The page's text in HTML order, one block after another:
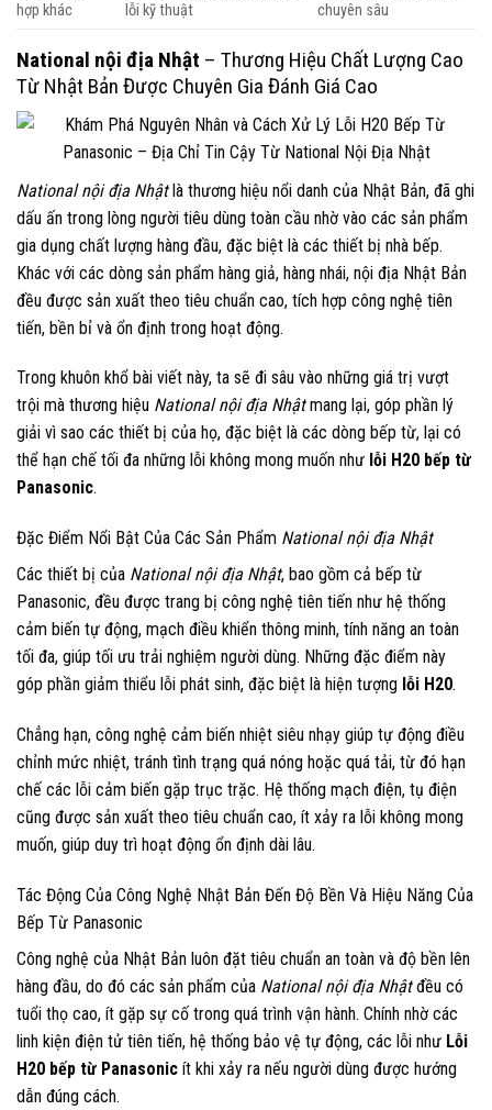
hợp khác
lỗi kỹ thuật
chuyên sâu
National nội địa Nhật – Thương Hiệu Chất Lượng Cao
Từ Nhật Bản Được Chuyên Gia Đánh Giá Cao
National nội địa Nhậtlà thương hiệu nổi danh của Nhật Bản, đã ghi
dấu ấn trong lòng người tiêu dùng toàn cầu nhờ vào các sản phẩm
gia dụng chất lượng hàng đầu, đặc biệt là các thiết bị nhà bếp.
Khác với các dòng sản phẩm hàng giả, hàng nhái, nội địa Nhật Bản
đều được sản xuất theo tiêu chuẩn cao, tích hợp công nghệ tiên
tiến, bền bỉ và ổn định trong hoạt động.
Trong khuôn khổ bài viết này, ta sẽ đi sâu vào những giá trị vượt
trội mà thương hiệu National nội địa Nhậtmang lại, góp phần lý
giải vì sao các thiết bị của họ, đặc biệt là các dòng bếp từ, lại có
thể hạn chế tối đa những lỗi không mong muốn như lỗi H20 bếp từ
Panasonic.
Đặc Điểm Nổi Bật Của Các Sản Phẩm National nội địa Nhật
Các thiết bị của National nội địa Nhật, bao gồm cả bếp từ
Panasonic, đều được trang bị công nghệ tiên tiến như hệ thống
cảm biến tự động, mạch điều khiển thông minh, tính năng an toàn
tối đa, giúp tối ưu trải nghiệm người dùng. Những đặc điểm này
góp phần giảm thiểu lỗi phát sinh, đặc biệt là hiện tượng lỗi H20.
Chẳng hạn, công nghệ cảm biến nhiệt siêu nhạy giúp tự động điều
chỉnh mức nhiệt, tránh tình trạng quá nóng hoặc quá tải, từ đó hạn
chế các lỗi cảm biến gặp trục trặc. Hệ thống mạch điện, tụ điện
cũng được sản xuất theo tiêu chuẩn cao, ít xảy ra lỗi không mong
muốn, giúp duy trì hoạt động ổn định dài lâu.
Tác Động Của Công Nghệ Nhật Bản Đến Độ Bền Và Hiệu Năng Của
Bếp Từ Panasonic
Công nghệ của Nhật Bản luôn đặt tiêu chuẩn an toàn và độ bền lên
hàng đầu, do đó các sản phẩm của National nội địa Nhậtđều có
tuổi thọ cao, ít gặp sự cố trong quá trình vận hành. Chính nhờ các
linh kiện điện tử tiên tiến, hệ thống bảo vệ tự động, các lỗi như Lỗi
H20 bếp từ Panasonic ít khi xảy ra nếu người dùng được hướng
dẫn đúng cách.